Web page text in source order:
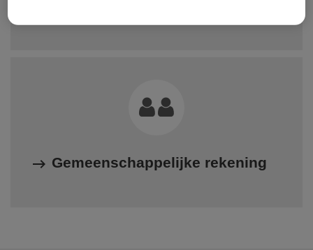
Gemeenschappelijke rekening